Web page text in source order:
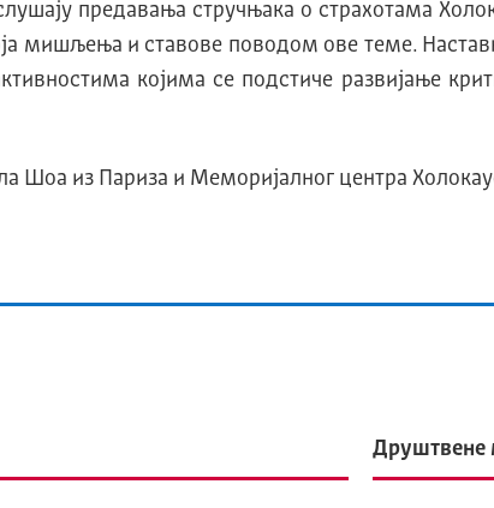
предавања стручњака о страхотама
и ставове поводом ове теме.
којима се подстиче развијање
Шоа из Париза и Меморијалног центра
Друштвене